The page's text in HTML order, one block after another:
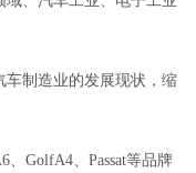
制造业的发展现状，缩
GolfA4、Passat等品牌